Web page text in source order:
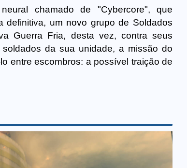
chamado de "Cybercore", que
definitiva, um novo grupo de Soldados
Guerra Fria, desta vez, contra seus
da sua unidade, a missão do
entre escombros: a possível traição de